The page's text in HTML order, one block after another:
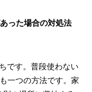
った場合の対処法
です。普段使わない
一つの方法です。家